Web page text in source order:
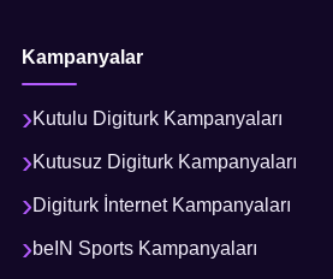
Kampanyalar
Kutulu Digiturk Kampanyaları
Kutusuz Digiturk Kampanyaları
Digiturk İnternet Kampanyaları
beIN Sports Kampanyaları